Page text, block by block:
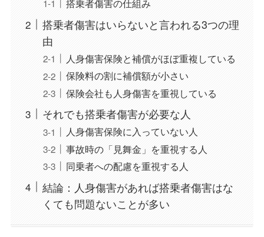
搭乗者傷害の仕組み
搭乗者傷害はいらないと言われる3つの理
由
人身傷害保険と補償がほぼ重複している
保険料の割に補償額が小さい
保険会社も人身傷害を重視している
それでも搭乗者傷害が必要な人
人身傷害保険に入っていない人
事故時の「見舞金」を重視する人
同乗者への配慮を重視する人
結論：人身傷害があれば搭乗者傷害はな
くても問題ないことが多い